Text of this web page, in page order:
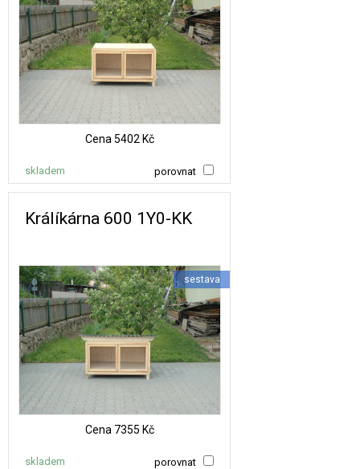
Cena 5402 Kč
porovnat
skladem
Králíkárna 600 1Y0-KK
sestava
Cena 7355 Kč
porovnat
skladem